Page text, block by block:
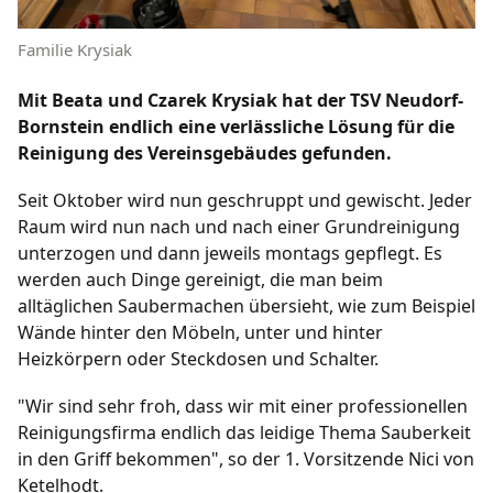
Fußball
C-Junioren/ D-Junioren/ E-Junioren/ F-Junioren/
G-Junioren/ Altherren Ü32
Termine
Archiv
Fanshop
Familie Krysiak
Mit Beata und Czarek Krysiak hat der TSV Neudorf-
Bornstein endlich eine verlässliche Lösung für die
Reinigung des Vereinsgebäudes gefunden.
Seit Oktober wird nun geschruppt und gewischt. Jeder
Raum wird nun nach und nach einer Grundreinigung
unterzogen und dann jeweils montags gepflegt. Es
werden auch Dinge gereinigt, die man beim
alltäglichen Saubermachen übersieht, wie zum Beispiel
Wände hinter den Möbeln, unter und hinter
Heizkörpern oder Steckdosen und Schalter.
"Wir sind sehr froh, dass wir mit einer professionellen
Reinigungsfirma endlich das leidige Thema Sauberkeit
in den Griff bekommen", so der 1. Vorsitzende Nici von
Ketelhodt.